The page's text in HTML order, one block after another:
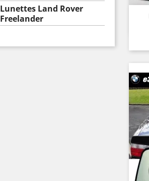
Lunettes Land Rover
Freelander